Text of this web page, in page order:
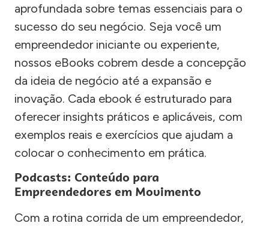
aprofundada sobre temas essenciais para o
sucesso do seu negócio. Seja você um
empreendedor iniciante ou experiente,
nossos eBooks cobrem desde a concepção
da ideia de negócio até a expansão e
inovação. Cada ebook é estruturado para
oferecer insights práticos e aplicáveis, com
exemplos reais e exercícios que ajudam a
colocar o conhecimento em prática.
Podcasts: Conteúdo para
Empreendedores em Movimento
Com a rotina corrida de um empreendedor,